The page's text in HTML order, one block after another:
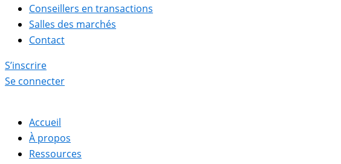
Conseillers en transactions
Salles des marchés
Contact
S’inscrire
Se connecter
Accueil
À propos
Ressources